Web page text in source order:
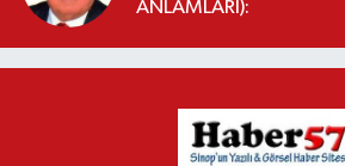
ANLAMLARI):